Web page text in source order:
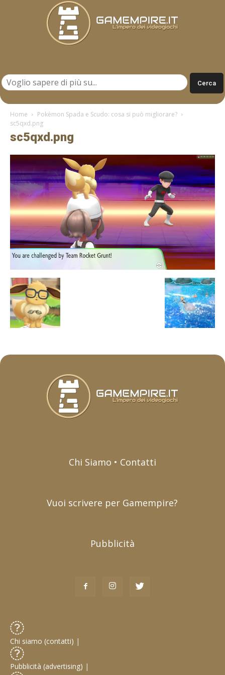
Home
Pokèmon Spada e Scudo: cosa si può migliorare?
sc5qxd.png
sc5qxd.png
Chi Siamo • Contatti
Vuoi scrivere per Gamempire?
Pubblicità
Chi siamo (contatti) |
Pubblicità (advertising) |